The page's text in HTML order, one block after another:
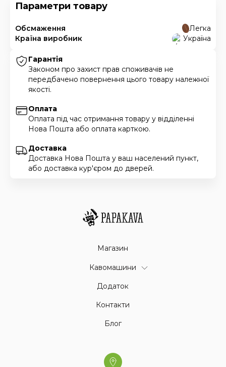
Параметри товару
Обсмаження
Легка
Країна виробник
Україна
Гарантія
Законом про захист прав споживачів не
передбачено повернення цього товару належної
якості.
Оплата
Оплата під час отримання товару у відділенні
Нова Пошта або оплата карткою.
Доставка
Доставка Нова Пошта у ваш населений пункт,
або доставка кур'єром до дверей.
Магазин
Кавомашини
Додаток
Контакти
Блог